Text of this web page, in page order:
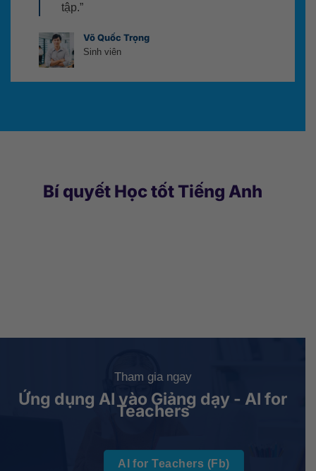
tập.”
Võ Quốc Trọng
Sinh viên
Bí quyết Học tốt Tiếng Anh
Tham gia ngay
Ứng dụng AI vào Giảng dạy - AI for
Teachers
AI for Teachers (Fb)